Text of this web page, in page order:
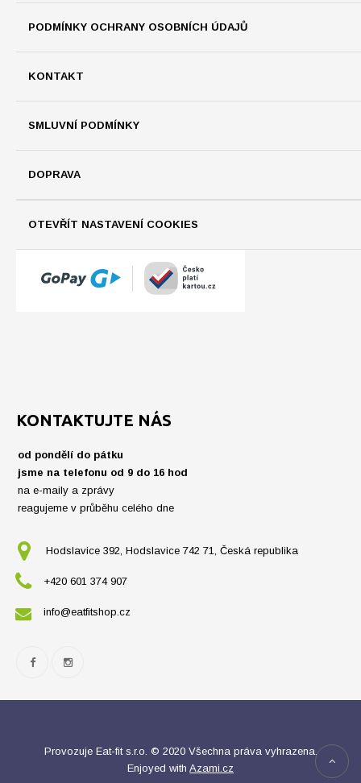
PODMÍNKY OCHRANY OSOBNÍCH ÚDAJŮ
KONTAKT
SMLUVNÍ PODMÍNKY
DOPRAVA
OTEVŘÍT NASTAVENÍ COOKIES
KONTAKTUJTE NÁS
od pondělí do pátku
jsme na telefonu od 9 do 16 hod
na e-maily a zprávy
reagujeme v průběhu celého dne
Hodslavice 392, Hodslavice 742 71, Česká republika
+420 601 374 907
info@eatfitshop.cz
Provozuje Eat-fit s.r.o. © 2020 Všechna práva vyhrazena.
Enjoyed with Azami.cz